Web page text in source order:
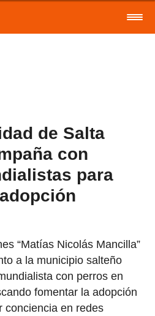
de Salta
con
para
“Matías Nicolás Mancilla”
a la municipio salteño
con perros en
fomentar la adopción
conciencia en redes